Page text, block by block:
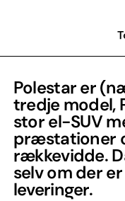
Polestar er
tredje model,
stor el-SUV
præstationer
rækkevidde.
selv om der
leveringer.